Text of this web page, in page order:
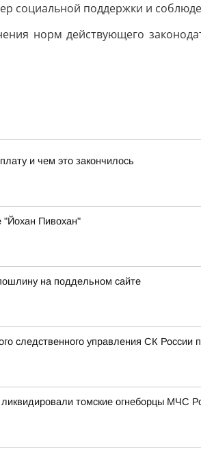
социальной поддержки и
норм действующего
и чем это закончилось
"Йохан Пивохан"
на поддельном сайте
следственного управления СК
томские огнеборцы МЧС